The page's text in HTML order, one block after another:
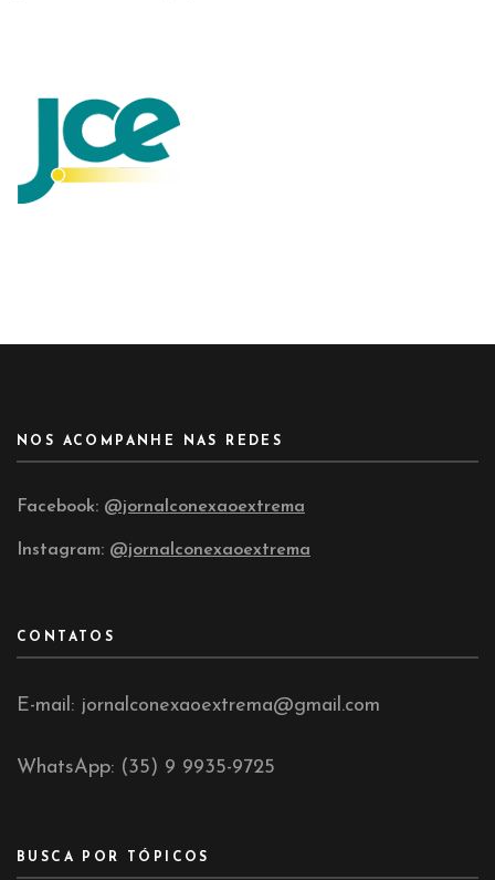
NOS ACOMPANHE NAS REDES
Facebook: @jornalconexaoextrema
Instagram: @jornalconexaoextrema
CONTATOS
E-mail: jornalconexaoextrema@gmail.com
WhatsApp: (35) 9 9935-9725
BUSCA POR TÓPICOS